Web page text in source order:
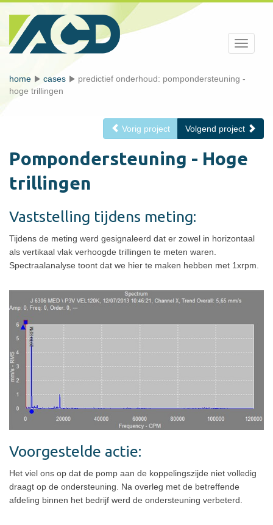
Toggle
home cases
predictief onderhoud: pompondersteuning -
hoge trillingen
Vorig project Volgend project
Pompondersteuning - Hoge
trillingen
Vaststelling tijdens meting:
Tijdens de meting werd gesignaleerd dat er zowel in horizontaal
als vertikaal vlak verhoogde trillingen te meten waren.
Spectraalanalyse toont dat we hier te maken hebben met 1xrpm.
Voorgestelde actie:
Het viel ons op dat de pomp aan de koppelingszijde niet volledig
draagt op de ondersteuning. Na overleg met de betreffende
afdeling binnen het bedrijf werd de ondersteuning verbeterd.